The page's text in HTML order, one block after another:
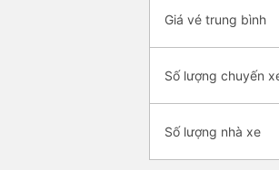
Giá vé trung bình
Số lượng chuyến
Số lượng nhà xe